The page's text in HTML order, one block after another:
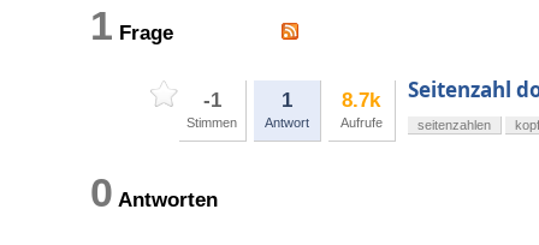
1 Frage
-1
Stimmen
1
Antwort
8.7k
Aufrufe
Seitenzahl
seitenzahlen
0 Antworten